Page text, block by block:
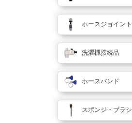
ホースジョイント
洗濯機接続品
ホースバンド
スポンジ・ブラシ